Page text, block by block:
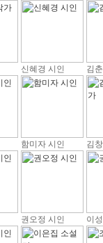
신혜경 시인 김
함미자 시인 김
권오정 시인 이